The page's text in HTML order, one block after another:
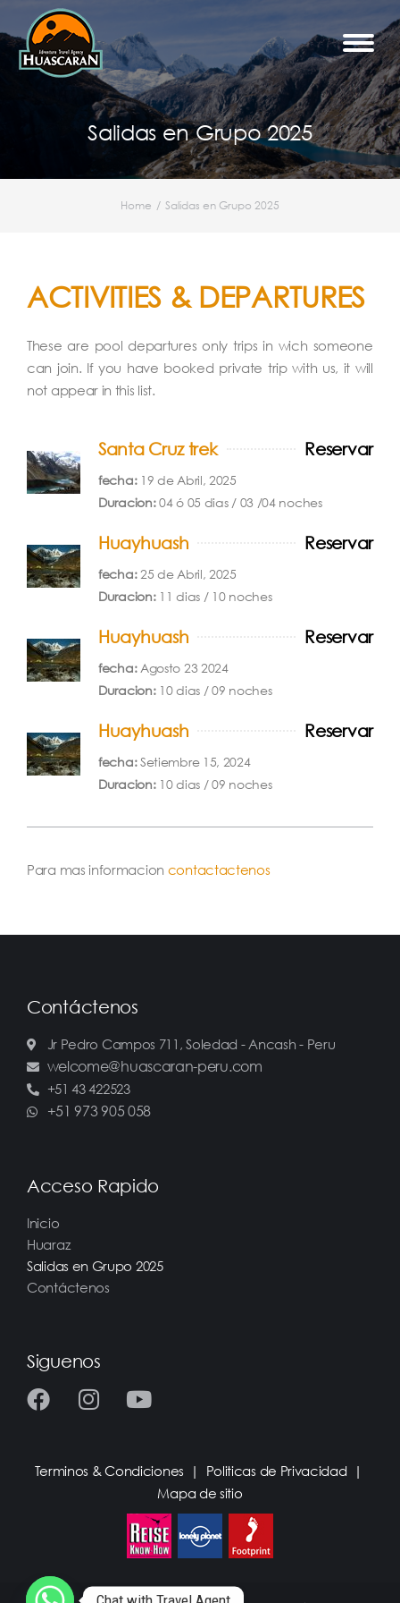
Salidas en Grupo 2025
You are here:
Home Salidas en Grupo 2025
ACTIVITIES & DEPARTURES
These are pool departures only trips in wich someone
can join. If you have booked private trip with us, it will
not appear in this list.
Santa Cruz trek Reservar
fecha:19 de Abril, 2025
Duracion:04 ó 05 dias / 03 /04 noches
Huayhuash Reservar
fecha:25 de Abril, 2025
Duracion:11 dias / 10 noches
Huayhuash Reservar
fecha:Agosto 23 2024
Duracion:10 dias / 09 noches
Huayhuash Reservar
fecha:Setiembre 15, 2024
Duracion:10 dias / 09 noches
Para mas informacion contactactenos
Contáctenos
Jr Pedro Campos 711, Soledad - Ancash - Peru
welcome@huascaran-peru.com
+51 43 422523
+51 973 905 058
Acceso Rapido
Inicio
Huaraz
Salidas en Grupo 2025
Contáctenos
Siguenos
Terminos & Condiciones | Politicas de Privacidad |
Mapa de sitio